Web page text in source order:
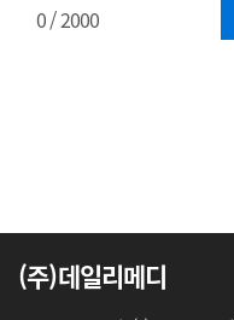
0/ 2000
(주)데일리메디